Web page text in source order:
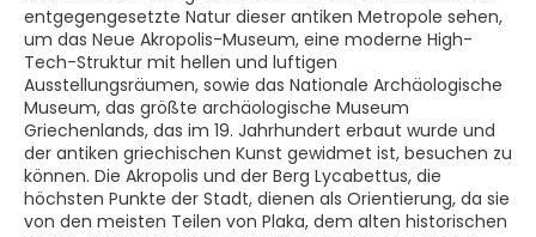
entgegengesetzte Natur dieser antiken Metropole sehen,
um das Neue Akropolis-Museum, eine moderne High-
Tech-Struktur mit hellen und luftigen
Ausstellungsräumen, sowie das Nationale Archäologische
Museum, das größte archäologische Museum
Griechenlands, das im 19. Jahrhundert erbaut wurde und
der antiken griechischen Kunst gewidmet ist, besuchen zu
können. Die Akropolis und der Berg Lycabettus, die
höchsten Punkte der Stadt, dienen als Orientierung, da sie
von den meisten Teilen von Plaka, dem alten historischen